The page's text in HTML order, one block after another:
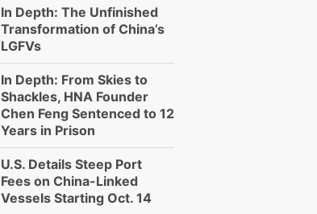
In Depth: The Unfinished
Transformation of China’s
LGFVs
In Depth: From Skies to
Shackles, HNA Founder
Chen Feng Sentenced to 12
Years in Prison
U.S. Details Steep Port
Fees on China-Linked
Vessels Starting Oct. 14